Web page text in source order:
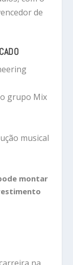
de
grupo Mix
musical
montar